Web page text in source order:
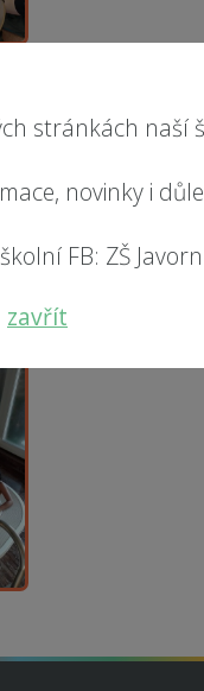
stránkách naší
novinky i
FB: ZŠ
zavřít